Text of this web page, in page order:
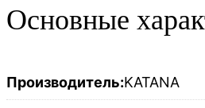
Основные
Производитель:KATANA